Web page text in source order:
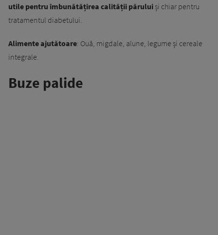
utile pentru îmbunătățirea calității păruluiși chiar pentru
tratamentul diabetului.
Alimente ajutătoare: Ouă, migdale, alune, legume și cereale
integrale.
Buze palide